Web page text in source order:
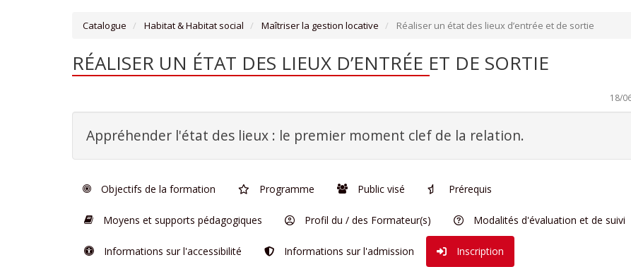
Catalogue Habitat & Habitat social Maîtriser la gestion locative Réaliser un état des lieux d’entrée et de sortie
RÉALISER UN ÉTAT DES LIEUX D’ENTRÉE ET DE SORTIE
18/
Appréhender l'état des lieux : le premier moment clef de la relation.
Objectifs de la formation Programme Public visé Prérequis
Moyens et supports pédagogiques Profil du / des Formateur(s) Modalités d'évaluation et de suivi
Informations sur l'accessibilité Informations sur l'admission Inscription